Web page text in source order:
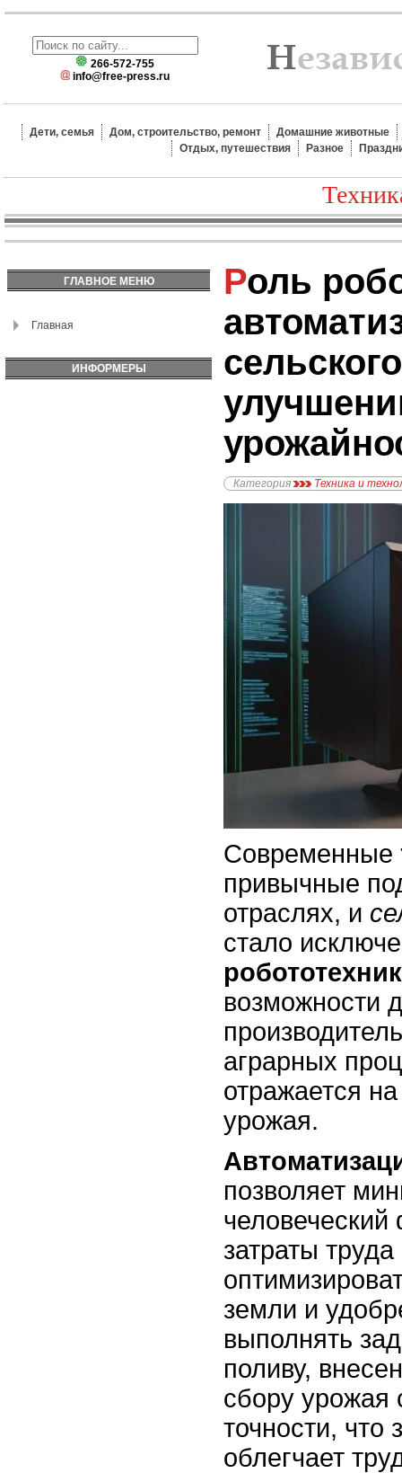
266-572-755
info@free-press.ru
Дети, семья Дом, строительство, ремонт
Домашние животные
Отдых, путешествия
Разное
ГЛАВНОЕ МЕНЮ
Главная
ИНФОРМЕРЫ
Роль робототехники в
Категория Техника и
Современные
привычные
отраслях, и
стало
возможности
аграрных
отражается
урожая.
позволяет
человеческий
затраты
земли и
выполнять
поливу,
сбору урожая
точности, что
облегчает